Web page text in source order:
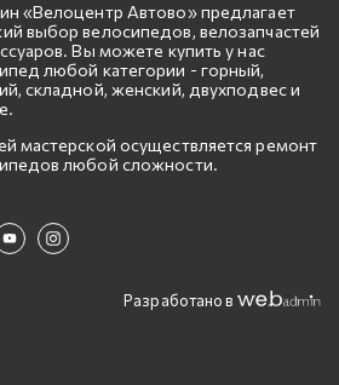
«Велоцентр Автово» предлагает
выбор велосипедов, велозапчастей
Вы можете купить у нас
любой категории - горный,
складной, женский, двухподвес и
мастерской осуществляется ремонт
любой сложности.
Разработано в